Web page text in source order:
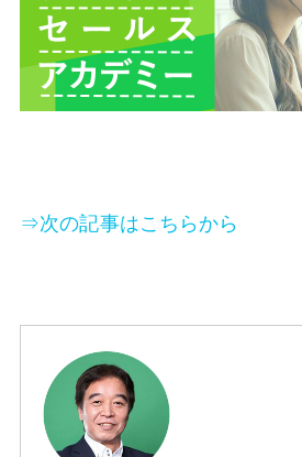
⇒次の記事はこちらから